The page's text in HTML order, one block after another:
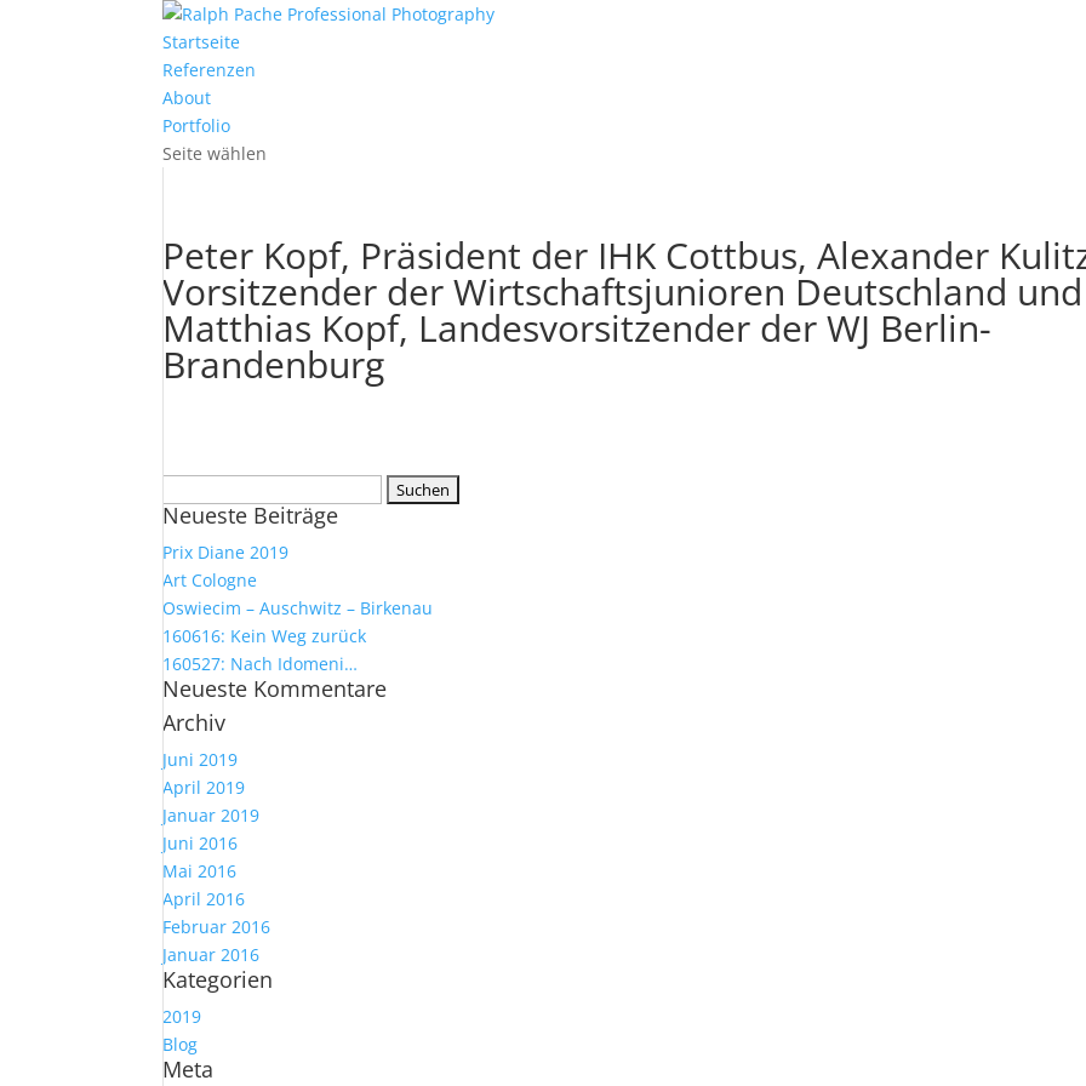
Startseite
Referenzen
About
Portfolio
Seite wählen
Peter Kopf, Präsident der IHK Cottbus, Alexander
Vorsitzender der Wirtschaftsjunioren Deutschland und
Matthias Kopf, Landesvorsitzender der WJ Berlin-
Brandenburg
nach:
Neueste Beiträge
Prix Diane 2019
Art Cologne
Oswiecim – Auschwitz – Birkenau
160616: Kein Weg zurück
160527: Nach Idomeni…
Neueste Kommentare
Archiv
Juni 2019
April 2019
Januar 2019
Juni 2016
Mai 2016
April 2016
Februar 2016
Januar 2016
Kategorien
2019
Blog
Meta